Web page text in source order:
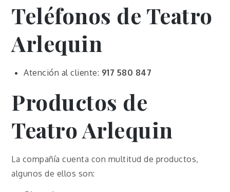
Teléfonos de Teatro
Arlequin
Atención al cliente: 917 580 847
Productos de
Teatro Arlequin
La compañía cuenta con multitud de productos,
algunos de ellos son: